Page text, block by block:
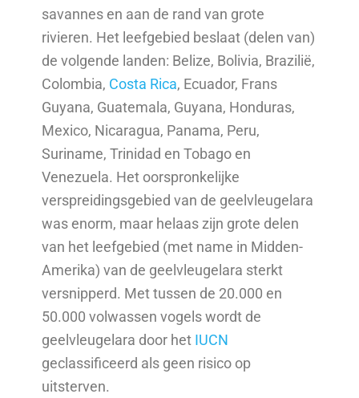
savannes en aan de rand van grote
rivieren. Het leefgebied beslaat (delen van)
de volgende landen: Belize, Bolivia, Brazilië,
Colombia, Costa Rica, Ecuador, Frans
Guyana, Guatemala, Guyana, Honduras,
Mexico, Nicaragua, Panama, Peru,
Suriname, Trinidad en Tobago en
Venezuela. Het oorspronkelijke
verspreidingsgebied van de geelvleugelara
was enorm, maar helaas zijn grote delen
van het leefgebied (met name in Midden-
Amerika) van de geelvleugelara sterkt
versnipperd. Met tussen de 20.000 en
50.000 volwassen vogels wordt de
geelvleugelara door het IUCN
geclassificeerd als geen risico op
uitsterven.